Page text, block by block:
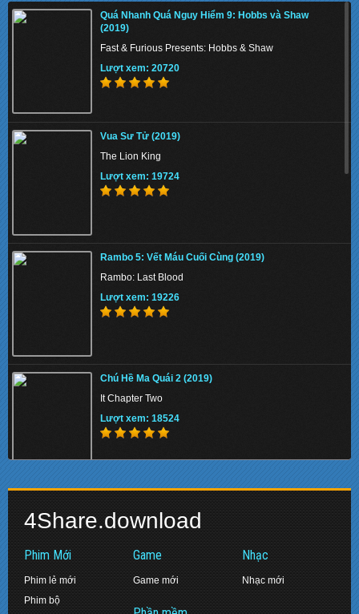
Lượt xem: 135687
The Union 2024 - Liên minh tuyệt mật
Lượt xem: 138352
Thiên Nga Bóng Đêm S01 2022 - Eve
Lượt xem: 134637
Memory 2022 - Hồi Ức Sát Thủ
Lượt xem: 157540
Pinocchio 2022 - Cậu Bé Người Gỗ
Quá Nhanh Quá Nguy Hiểm 9: Hobbs và Shaw
(2019)
Fast & Furious Presents: Hobbs & Shaw
Lượt xem: 20720
Vua Sư Tử (2019)
The Lion King
Lượt xem: 19724
Rambo 5: Vết Máu Cuối Cùng (2019)
Rambo: Last Blood
Lượt xem: 19226
Chú Hề Ma Quái 2 (2019)
It Chapter Two
Lượt xem: 18524
Avengers: Endgame
4Share.download
Phim Mới
Phim lẻ mới
Phim bộ
Game
Game mới
Nhạc
Nhạc mới